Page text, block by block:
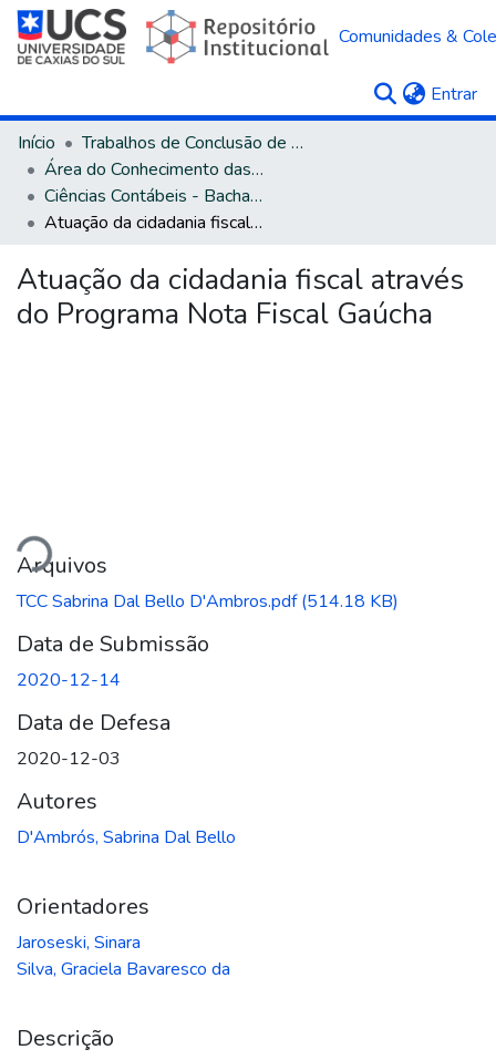
Comunidades &
Entrar
Início
Trabalhos de Conclusão de Curso
Área do Conhecimento das Ciências Sociais Aplicadas
Ciências Contábeis - Bacharelado
Atuação da cidadania fiscal através do Programa Nota Fiscal Gaúcha
Atuação da cidadania fiscal através
do Programa Nota Fiscal Gaúcha
Arquivos
TCC Sabrina Dal Bello D'Ambros.pdf(514.18 KB)
Data de Submissão
2020-12-14
Data de Defesa
2020-12-03
Autores
D'Ambrós, Sabrina Dal Bello
Orientadores
Jaroseski, Sinara
Silva, Graciela Bavaresco da
Descrição